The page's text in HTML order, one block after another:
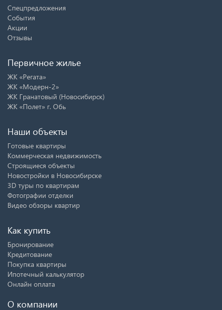
Спецпредложения
События
Акции
Отзывы
Первичное жилье
ЖК «Регата»
ЖК «Модерн-2»
ЖК Гранатовый (Новосибирск)
ЖК «Полет» г. Обь
Наши объекты
Готовые квартиры
Коммерческая недвижимость
Строящиеся объекты
Новостройки в Новосибирске
3D туры по квартирам
Фотографии отделки
Видео обзоры квартир
Как купить
Бронирование
Кредитование
Покупка квартиры
Ипотечный калькулятор
Онлайн оплата
О компании